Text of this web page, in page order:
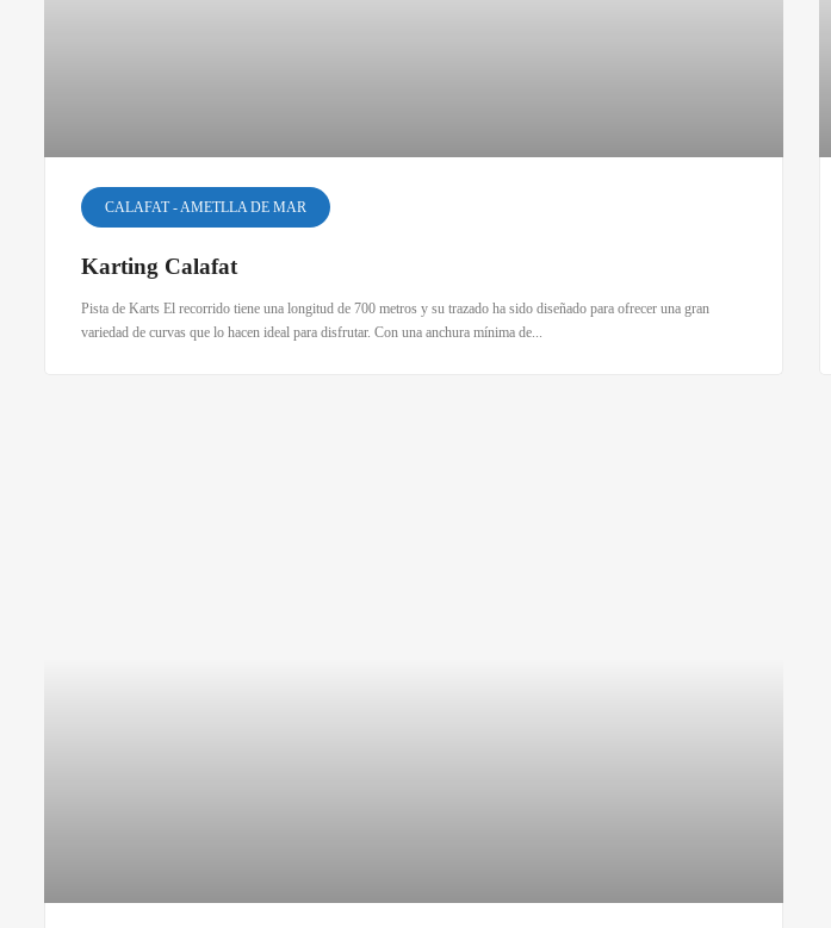
CALAFAT - AMETLLA DE MAR
Karting Calafat
Pista de Karts El recorrido tiene una longitud de 700 metros y su trazado ha sido diseñado para ofrecer una gran
variedad de curvas que lo hacen ideal para disfrutar. Con una anchura mínima de...